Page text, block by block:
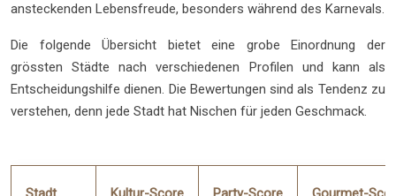
ansteckenden Lebensfreude, besonders während des Karnevals.
Die folgende Übersicht bietet eine grobe Einordnung der
grössten Städte nach verschiedenen Profilen und kann als
Entscheidungshilfe dienen. Die Bewertungen sind als Tendenz zu
verstehen, denn jede Stadt hat Nischen für jeden Geschmack.